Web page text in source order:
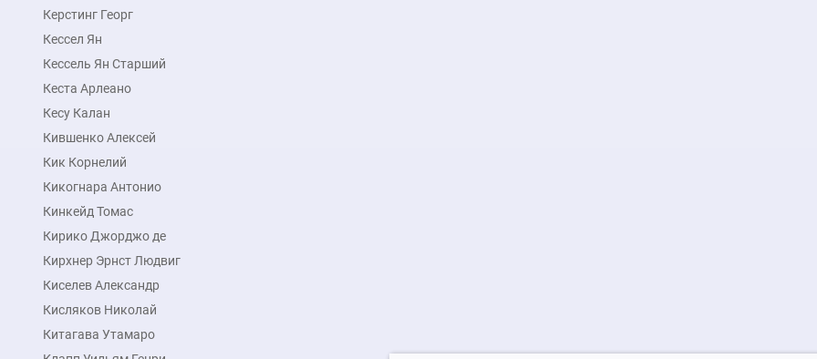
Керстинг Георг
Кессел Ян
Кессель Ян Старший
Кеста Арлеано
Кесу Калан
Кившенко Алексей
Кик Корнелий
Кикогнара Антонио
Кинкейд Томас
Кирико Джорджо де
Кирхнер Эрнст Людвиг
Киселев Александр
Кисляков Николай
Китагава Утамаро